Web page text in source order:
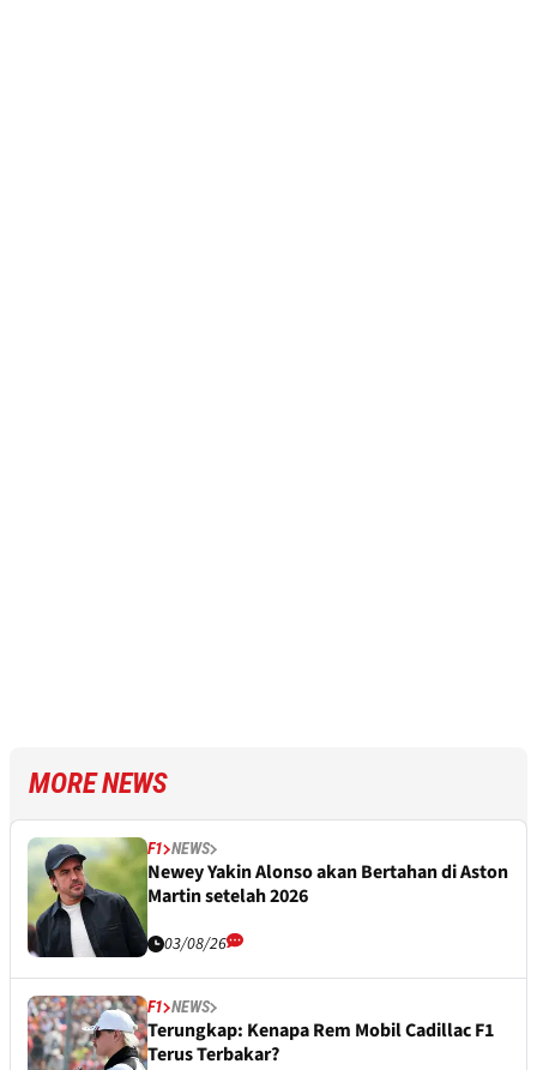
MORE NEWS
F1 NEWS
Newey Yakin Alonso akan Bertahan di Aston
Martin setelah 2026
03/08/26
F1 NEWS
Terungkap: Kenapa Rem Mobil Cadillac F1
Terus Terbakar?